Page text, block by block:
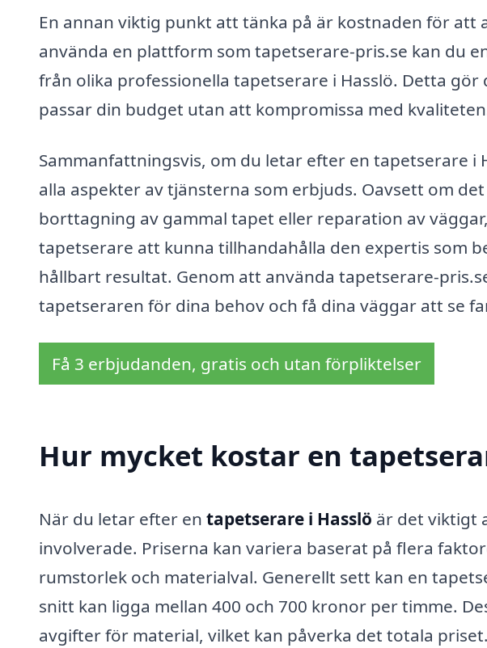
En annan viktig punkt att tänka på är kostnaden för att
använda en plattform som tapetserare-pris.se kan du
från olika professionella tapetserare i Hasslö. Detta
passar din budget utan att kompromissa med
Sammanfattningsvis, om du letar efter en tapetserare i
alla aspekter av tjänsterna som erbjuds. Oavsett om
borttagning av gammal tapet eller reparation av
tapetserare att kunna tillhandahålla den expertis som
hållbart resultat. Genom att använda tapetserare-
tapetseraren för dina behov och få dina väggar att se
Få 3 erbjudanden, gratis och utan förpliktelser
Hur mycket kostar en
När du letar efter en tapetserare i Hasslö är det viktigt
involverade. Priserna kan variera baserat på flera
rumstorlek och materialval. Generellt sett kan en
snitt kan ligga mellan 400 och 700 kronor per timme.
avgifter för material, vilket kan påverka det totala priset.